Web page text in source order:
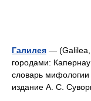
Галилея — (Galilea,
городами:
словарь
издание А. С.